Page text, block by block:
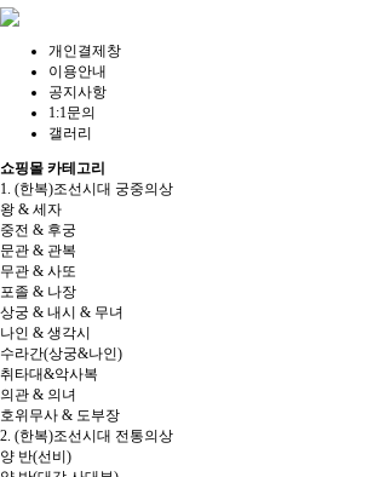
개인결제창
이용안내
공지사항
1:1문의
갤러리
쇼핑몰 카테고리
1. (한복)조선시대 궁중의상
왕 & 세자
중전 & 후궁
문관 & 관복
무관 & 사또
포졸 & 나장
상궁 & 내시 & 무녀
나인 & 생각시
수라간(상궁&나인)
취타대&악사복
의관 & 의녀
호위무사 & 도부장
2. (한복)조선시대 전통의상
양 반(선비)